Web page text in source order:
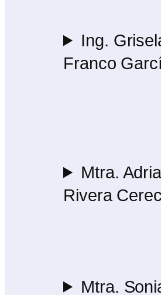
Ing.
Franco
Mtra.
Rivera
Mtra.